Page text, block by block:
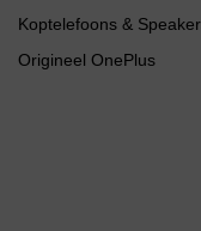
Koptelefoons &
Origineel OnePlus